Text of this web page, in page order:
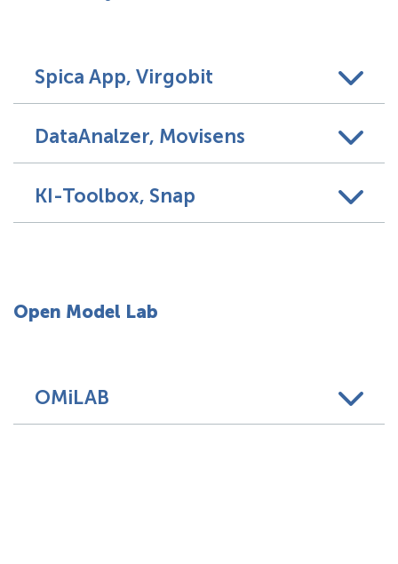
Spica App, Virgobit
DataAnalzer, Movisens
KI-Toolbox, Snap
Open Model Lab
OMiLAB